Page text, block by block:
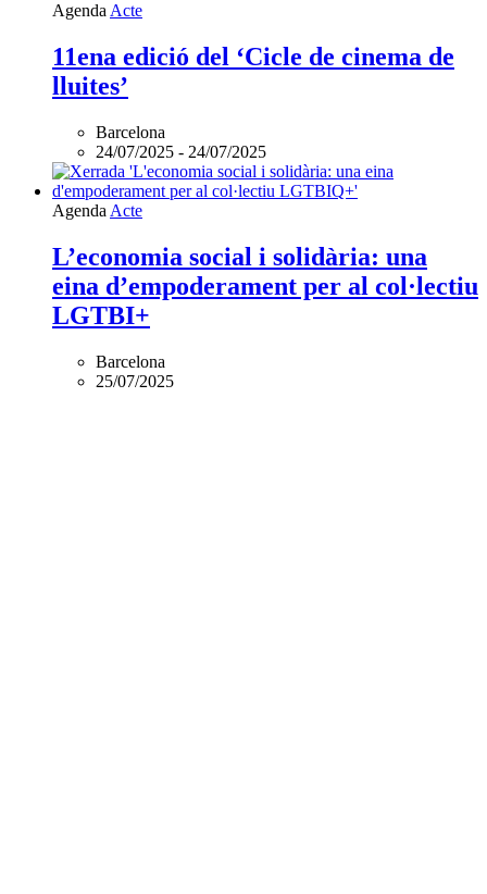
AgendaActe
11ena edició del ‘Cicle de cinema de
lluites’
Barcelona
24/07/2025 - 24/07/2025
Agenda Acte
L’economia social i solidària: una
eina d’empoderament per al col·lectiu
LGTBI+
Barcelona
25/07/2025